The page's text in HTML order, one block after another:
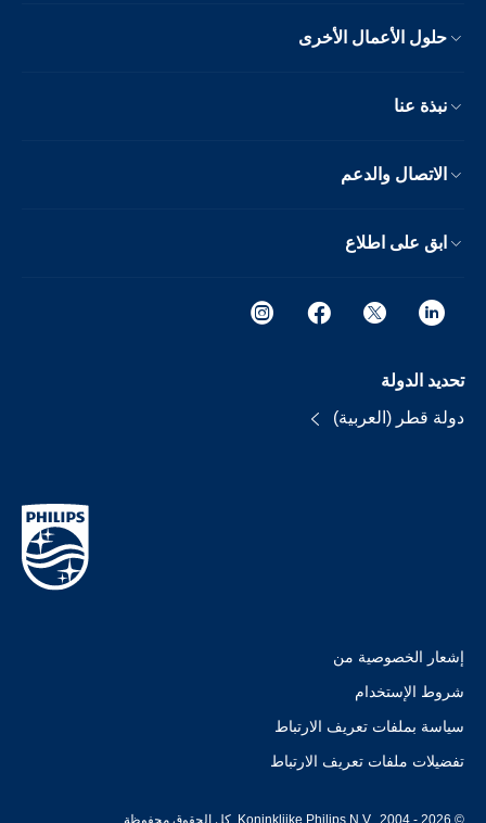
حلول الأعمال الأخرى
نبذة عنا
الاتصال والدعم
ابق على اطلاع
تحديد الدولة
دولة قطر (العربية)
إشعار الخصوصية من
شروط الإستخدام
سياسة بملفات تعريف الارتباط
تفضيلات ملفات تعريف الارتباط
© Koninklijke Philips N.V., 2004 - 2026. كل الحقوق محفوظة.